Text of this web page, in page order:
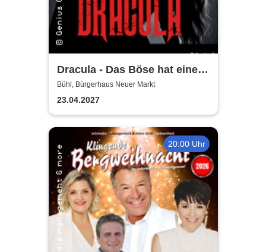
Dracula - Das Böse hat einen
Namen
Bühl, Bürgerhaus Neuer Markt
23.04.2027
20:00 Uhr